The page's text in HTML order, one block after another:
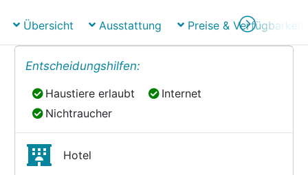
Übersicht Ausstattung Preise & Verfügbarkeit
Entscheidungshilfen:
Haustiere erlaubt
Haustiere erlaubt Internet
Internet
Nichtraucher
Nichtraucher
Hotel